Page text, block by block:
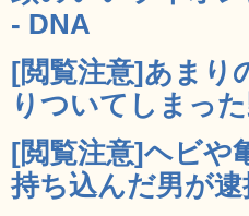
- DNA
[閲覧注意]あまり
りついてしまっ
[閲覧注意]ヘビや
持ち込んだ男が